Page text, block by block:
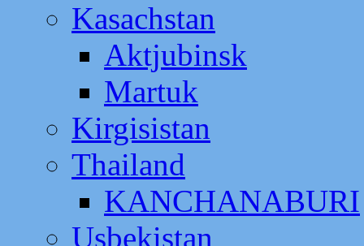
Kasachstan
Aktjubinsk
Martuk
Kirgisistan
Thailand
KANCHANABURI
Usbekistan